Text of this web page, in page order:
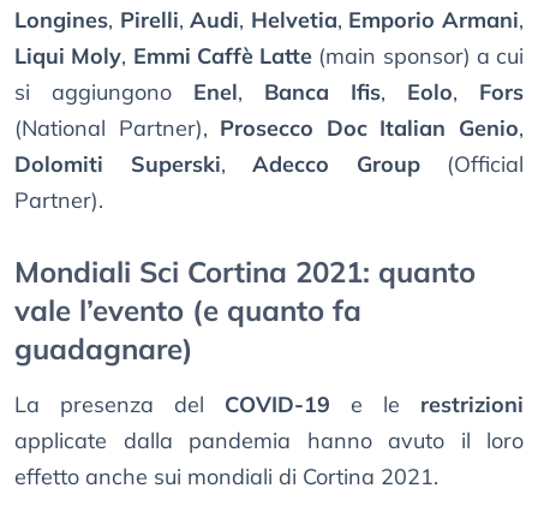
Longines, Pirelli,Audi, Helvetia, Emporio Armani,
Liqui Moly, Emmi Caffè Latte (main sponsor) a cui
si aggiungono Enel, Banca Ifis, Eolo, Fors
(National Partner), Prosecco Doc Italian Genio,
Dolomiti Superski, Adecco Group(Official
Partner).
Mondiali Sci Cortina 2021: quanto
vale l’evento (e quanto fa
guadagnare)
La presenza del COVID-19 e le restrizioni
applicate dalla pandemia hanno avuto il loro
effetto anche sui mondiali di Cortina 2021.